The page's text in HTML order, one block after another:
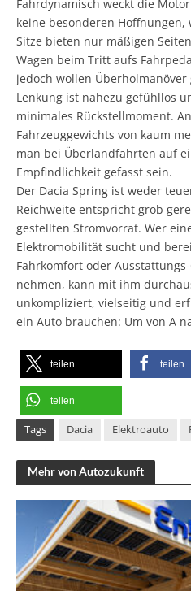
Fahrdynamisch weckt die
keine besonderen
Sitze bieten nur mäßigen
Wagen beim Tritt aufs
jedoch wollen
Lenkung ist nahezu gefühllos
minimales Rückstellmoment.
Fahrzeuggewichts von kaum
man bei Überlandfahrten auf
Empfindlichkeit gefasst sein.
Der Dacia Spring ist weder
Reichweite entspricht grob
gestellten Stromvorrat. Wer
Elektromobilität sucht und
Fahrkomfort oder
nehmen, kann mit ihm
unkompliziert, vielseitig und
ein Auto brauchen: Um von A
teilen teilen
teilen
Tags Dacia Elektroauto
Mehr von Autozukunft